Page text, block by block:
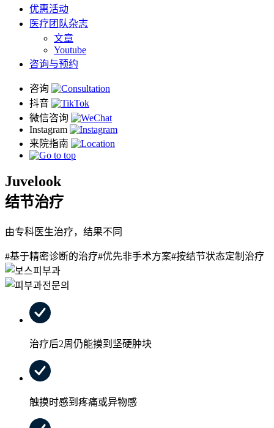
优惠活动
医疗团队杂志
文章
Youtube
咨询与预约
Juvelook
结节治疗
由专科医生治疗，结果不同
#基于精密诊断的治疗#优先非手术方案#按结节状态定制治疗
治疗后2周仍能摸到坚硬肿块
触摸时感到疼痛或异物感